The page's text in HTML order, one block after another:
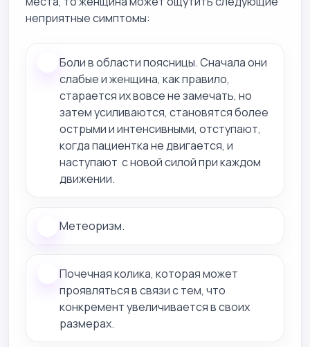
неприятные симптомы:
Боли в области поясницы. Сначала они
слабые и женщина, как правило,
старается их вовсе не замечать, но
затем усиливаются, становятся более
острыми и интенсивными, отступают,
когда пациентка не двигается, и
наступают с новой силой при каждом
движении.
Метеоризм.
Почечная колика, которая может
проявляться в связи с тем, что
конкремент увеличивается в своих
размерах.